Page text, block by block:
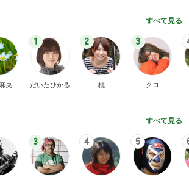
すべて見る
央
1
だいたひかる
2
桃
3
クロ
すべて見る
3 4 5